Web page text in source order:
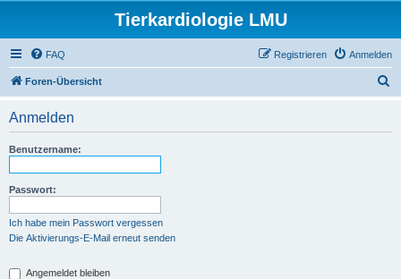
Tierkardiologie LMU
FAQ Anmelden
Registrieren
Foren-Übersicht
Anmelden
Benutzername:
Passwort:
Ich habe mein Passwort vergessen
Die Aktivierungs-E-Mail erneut senden
Angemeldet bleiben